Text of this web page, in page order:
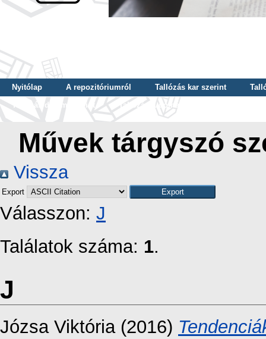
Nyitólap A repozitóriumról Tallózás kar szerint
Tallózás dátum szerint
Tallózás tudományterület szerint
Művek tárgyszó
Vissza
Export
Válasszon: J
Találatok száma: 1.
J
Józsa Viktória(2016)